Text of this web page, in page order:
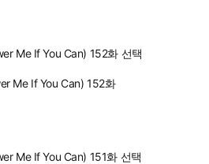
Me If You Can) 152화 선택
Me If You Can) 152화
Me If You Can) 151화 선택